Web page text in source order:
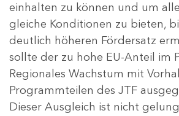
einhalten zu können und um
gleiche Konditionen zu bieten,
deutlich höheren Fördersatz
sollte der zu hohe EU-Anteil im
Regionales Wachstum mit
Programmteilen des JTF
Dieser Ausgleich ist nicht